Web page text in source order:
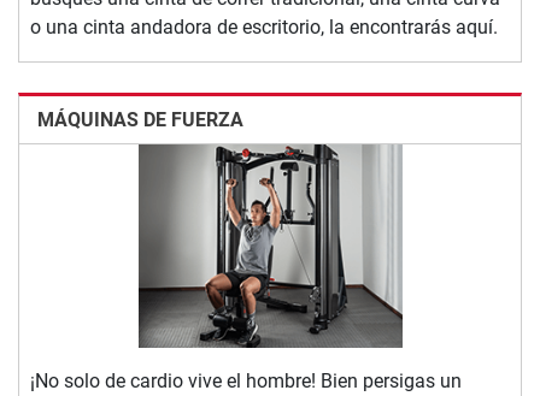
o una cinta andadora de escritorio, la encontrarás aquí.
MÁQUINAS DE FUERZA
¡No solo de cardio vive el hombre! Bien persigas un